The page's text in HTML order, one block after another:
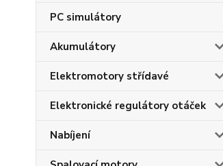
PC simulátory
Akumulátory
Elektromotory střídavé
Elektronické regulátory otáček
Nabíjení